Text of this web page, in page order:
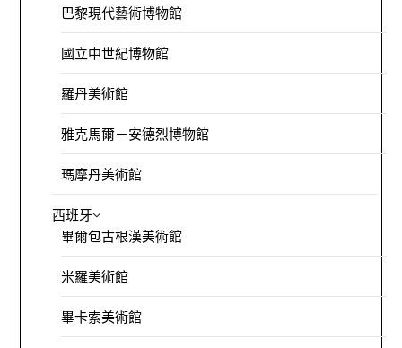
巴黎現代藝術博物館
國立中世紀博物館
羅丹美術館
雅克馬爾－安德烈博物館
瑪摩丹美術館
西班牙
畢爾包古根漢美術館
米羅美術館
畢卡索美術館